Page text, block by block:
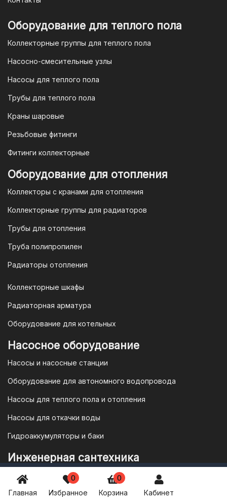
Главная
0
Избранное
0
Корзина Кабинет
8 800 777 1957
vodonos-opt@mail.ru
ПН-ПТ: 8:30 - 17:00
Оборудование для теплого пола
Коллекторные группы для теплого пола
Насосно-смесительные узлы
Насосы для теплого пола
Трубы для теплого пола
Краны шаровые
Резьбовые фитинги
Фитинги коллекторные
Оборудование для отопления
Коллекторы с кранами для отопления
Коллекторные группы для радиаторов
Трубы для отопления
Труба полипропилен
Радиаторы отопления
Коллекторные шкафы
Радиаторная арматура
Оборудование для котельных
Насосное оборудование
Насосы и насосные станции
Оборудование для автономного водопровода
Насосы для теплого пола и отопления
Насосы для откачки воды
Гидроаккумуляторы и баки
Инженерная сантехника
Трапы и сливная арматура
Фильтры